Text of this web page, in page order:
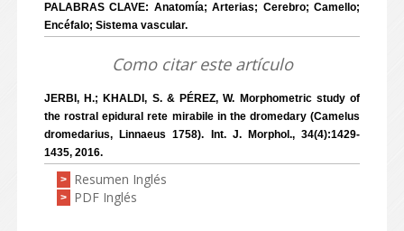
PALABRAS CLAVE: Anatomía; Arterias; Cerebro; Camello;
Encéfalo; Sistema vascular.
Como citar este artículo
JERBI, H.; KHALDI, S. & PÉREZ, W. Morphometric study of
the rostral epidural rete mirabile in the dromedary (Camelus
dromedarius, Linnaeus 1758). Int. J. Morphol., 34(4):1429-
1435, 2016.
> Resumen Inglés
> PDF Inglés